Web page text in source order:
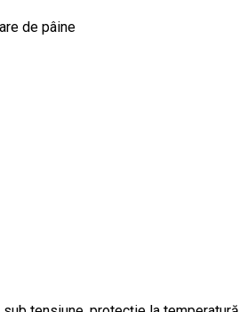
de pâine